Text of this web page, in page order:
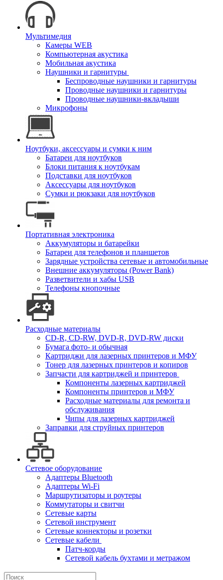
Мультимедия
Камеры WEB
Компьютерная акустика
Мобильная акустика
Наушники и гарнитуры
Беспроводные наушники и гарнитуры
Проводные наушники и гарнитуры
Проводные наушники-вкладыши
Микрофоны
Ноутбуки, аксессуары и сумки к ним
Батареи для ноутбуков
Блоки питания к ноутбукам
Подставки для ноутбуков
Аксессуары для ноутбуков
Сумки и рюкзаки для ноутбуков
Портативная электроника
Аккумуляторы и батарейки
Батареи для телефонов и планшетов
Зарядные устройства сетевые и автомобильные
Внешние аккумуляторы (Power Bank)
Разветвители и хабы USB
Телефоны кнопочные
Расходные материалы
CD-R, CD-RW, DVD-R, DVD-RW диски
Бумага фото- и обычная
Картриджи для лазерных принтеров и МФУ
Тонер для лазерных принтеров и копиров
Запчасти для картриджей и принтеров
Компоненты лазерных картриджей
Компоненты принтеров и МФУ
Расходные материалы для ремонта и
обслуживания
Чипы для лазерных картриджей
Заправки для струйных принтеров
Сетевое оборудование
Адаптеры Bluetooth
Адаптеры Wi-Fi
Маршрутизаторы и роутеры
Коммутаторы и свитчи
Сетевые карты
Сетевой инструмент
Сетевые коннекторы и розетки
Сетевые кабели
Патч-корды
Сетевой кабель бухтами и метражом